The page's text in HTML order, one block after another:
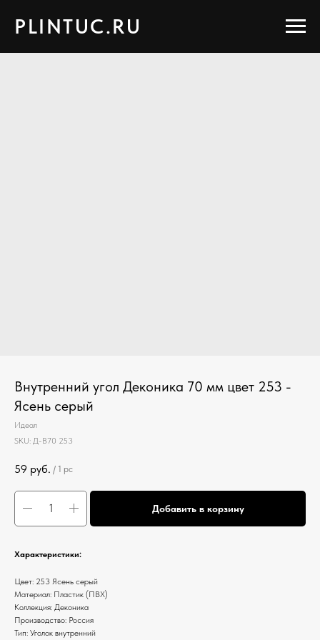
PLINTUC.RU
Внутренний угол Деконика 70 мм цвет 253 -
Ясень серый
Идеал
SKU: Д-В70 253
59 руб. / 1 pc
Добавить в корзину
Характеристики:
Цвет: 253 Ясень серый
Материал: Пластик (ПВХ)
Коллекция: Деконика
Производство: Россия
Тип: Уголок внутренний